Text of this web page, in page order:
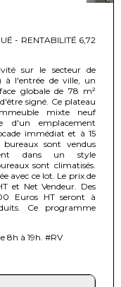
- RENTABILITÉ 6,72
sur le secteur de
à l'entrée de ville, un
globale de 78 m²
signé. Ce plateau
mixte neuf
d'un emplacement
immédiat et à 15
sont vendus
dans un style
sont climatisés.
avec ce lot. Le prix de
et Net Vendeur. Des
Euros HT seront à
Ce programme
8h à 19h. #RV